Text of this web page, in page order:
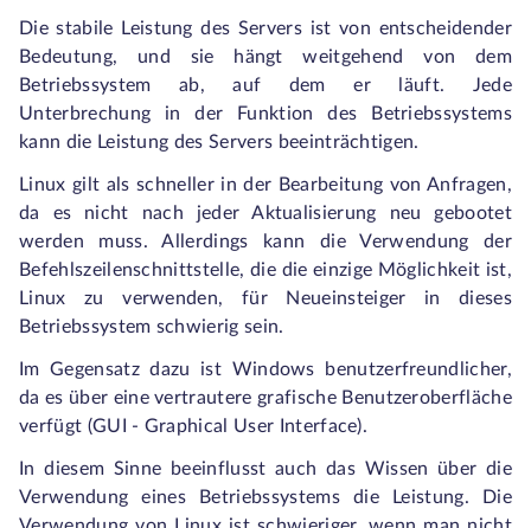
Die stabile Leistung des Servers ist von entscheidender
Bedeutung, und sie hängt weitgehend von dem
Betriebssystem ab, auf dem er läuft. Jede
Unterbrechung in der Funktion des Betriebssystems
kann die Leistung des Servers beeinträchtigen.
Linux gilt als schneller in der Bearbeitung von Anfragen,
da es nicht nach jeder Aktualisierung neu gebootet
werden muss. Allerdings kann die Verwendung der
Befehlszeilenschnittstelle, die die einzige Möglichkeit ist,
Linux zu verwenden, für Neueinsteiger in dieses
Betriebssystem schwierig sein.
Im Gegensatz dazu ist Windows benutzerfreundlicher,
da es über eine vertrautere grafische Benutzeroberfläche
verfügt (GUI - Graphical User Interface).
In diesem Sinne beeinflusst auch das Wissen über die
Verwendung eines Betriebssystems die Leistung. Die